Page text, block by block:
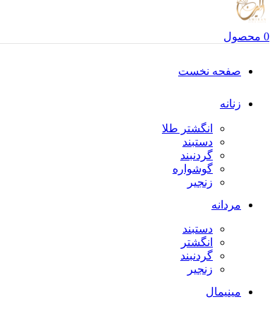
0 محصول
صفحه نخست
زنانه
انگشتر طلا
دستبند
گردنبند
گوشواره
زنجیر
مردانه
دستبند
انگشتر
گردنبند
زنجیر
مینیمال